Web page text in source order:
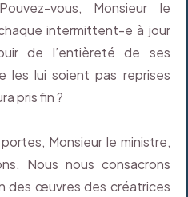
vous, Monsieur le
intermittent-e à jour
de l’entièreté de ses
les lui soient pas reprises
pris fin ?
Monsieur le ministre,
Nous nous consacrons
des œuvres des créatrices